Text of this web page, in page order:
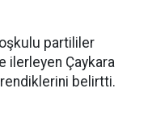
coşkulu partililer
ilerleyen Çaykara
belirtti.